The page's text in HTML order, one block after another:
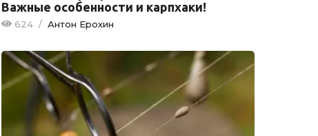
Важные особенности и карпхаки!
624 /Антон Ерохин